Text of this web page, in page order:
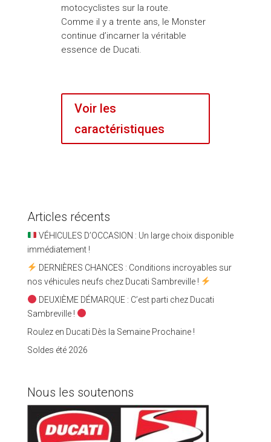
motocyclistes sur la route.
Comme il y a trente ans, le Monster
continue d’incarner la véritable
essence de Ducati.
Voir les
caractéristiques
Articles récents
VÉHICULES D’OCCASION : Un large choix disponible
immédiatement !
DERNIÈRES CHANCES : Conditions incroyables sur
nos véhicules neufs chez Ducati Sambreville !
DEUXIÈME DÉMARQUE : C’est parti chez Ducati
Sambreville !
Roulez en Ducati Dès la Semaine Prochaine !
Soldes été 2026
Nous les soutenons